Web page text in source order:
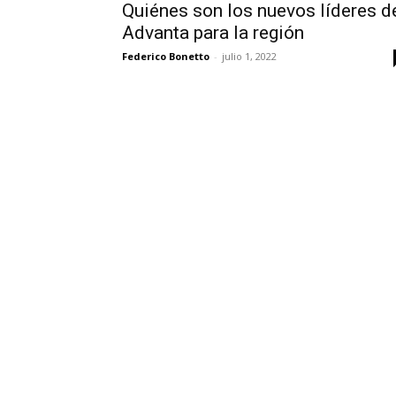
Quiénes son los nuevos líderes
Advanta para la región
Federico Bonetto - julio 1, 2022